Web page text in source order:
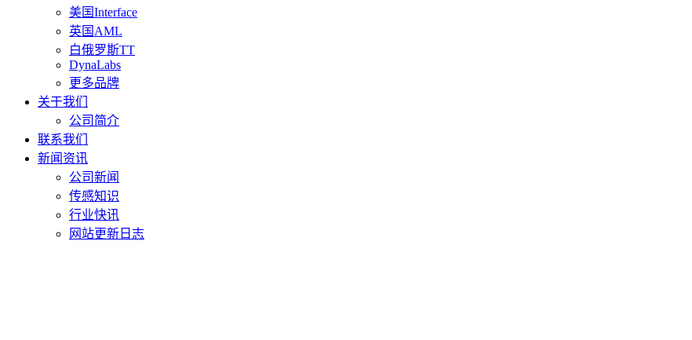
美国Interface
英国AML
白俄罗斯TT
DynaLabs
更多品牌
关于我们
公司简介
联系我们
新闻资讯
公司新闻
传感知识
行业快讯
网站更新日志